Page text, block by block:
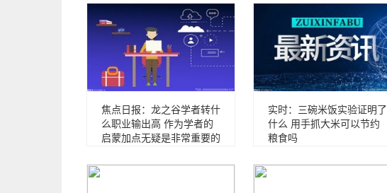
焦点日报：龙之谷学者转什
么职业输出高 作为学者的
启蒙加点无疑是非常重要的
实时：三碗米饭实验证明了
什么 用手抓大米可以节约
粮食吗